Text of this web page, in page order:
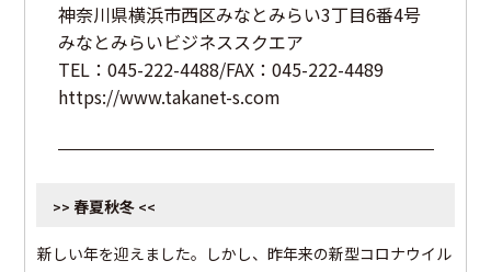
神奈川県横浜市西区みなとみらい3丁目6番4号
みなとみらいビジネススクエア
TEL：045-222-4488/FAX：045-222-4489
https://www.takanet-s.com
>>春夏秋冬 <<
新しい年を迎えました。しかし、昨年来の新型コロナウイル